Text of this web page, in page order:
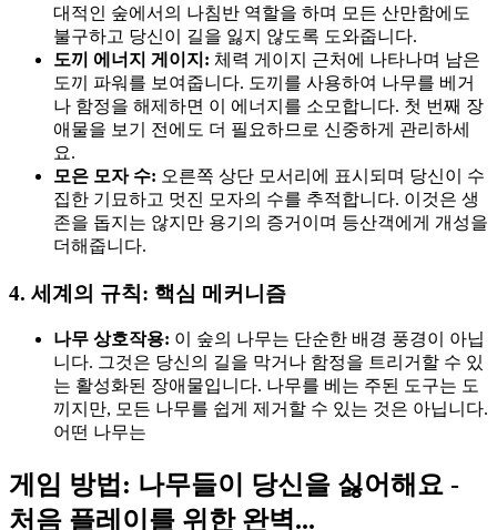
대적인 숲에서의 나침반 역할을 하며 모든 산만함에도
불구하고 당신이 길을 잃지 않도록 도와줍니다.
도끼 에너지 게이지: 체력 게이지 근처에 나타나며 남은
도끼 파워를 보여줍니다. 도끼를 사용하여 나무를 베거
나 함정을 해제하면 이 에너지를 소모합니다. 첫 번째 장
애물을 보기 전에도 더 필요하므로 신중하게 관리하세
요.
모은 모자 수: 오른쪽 상단 모서리에 표시되며 당신이 수
집한 기묘하고 멋진 모자의 수를 추적합니다. 이것은 생
존을 돕지는 않지만 용기의 증거이며 등산객에게 개성을
더해줍니다.
4. 세계의 규칙: 핵심 메커니즘
나무 상호작용: 이 숲의 나무는 단순한 배경 풍경이 아닙
니다. 그것은 당신의 길을 막거나 함정을 트리거할 수 있
는 활성화된 장애물입니다. 나무를 베는 주된 도구는 도
끼지만, 모든 나무를 쉽게 제거할 수 있는 것은 아닙니다.
어떤 나무는
게임 방법: 나무들이 당신을 싫어해요 -
처음 플레이를 위한 완벽...